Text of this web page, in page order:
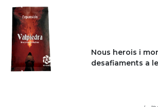
Nous herois i
desafiaments a